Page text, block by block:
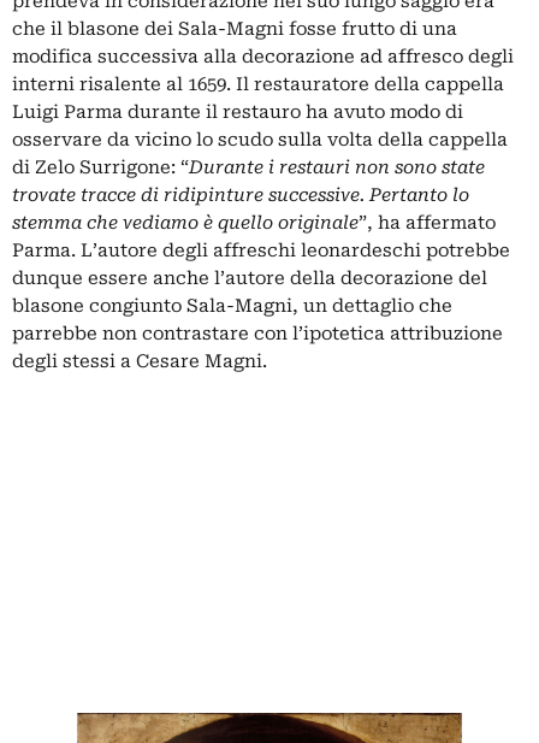
che il blasone dei Sala-Magni fosse frutto di una
modifica successiva alla decorazione ad affresco degli
interni risalente al 1659. Il restauratore della cappella
Luigi Parma durante il restauro ha avuto modo di
osservare da vicino lo scudo sulla volta della cappella
di Zelo Surrigone: “Durante i restauri non sono state
trovate tracce di ridipinture successive. Pertanto lo
stemma che vediamo è quello originale”, ha affermato
Parma. L’autore degli affreschi leonardeschi potrebbe
dunque essere anche l’autore della decorazione del
blasone congiunto Sala-Magni, un dettaglio che
parrebbe non contrastare con l’ipotetica attribuzione
degli stessi a Cesare Magni.